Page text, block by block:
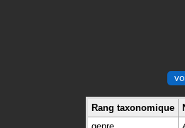
Rang taxonomique